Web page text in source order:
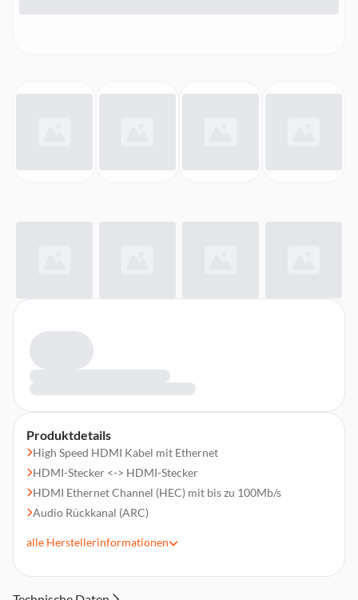
Produktdetails
High Speed HDMI Kabel mit Ethernet
HDMI-Stecker <-> HDMI-Stecker
HDMI Ethernet Channel (HEC) mit bis zu 100Mb/s
Audio Rückkanal (ARC)
24 Karat vergoldete Kontaktflächen
alle Herstellerinformationen